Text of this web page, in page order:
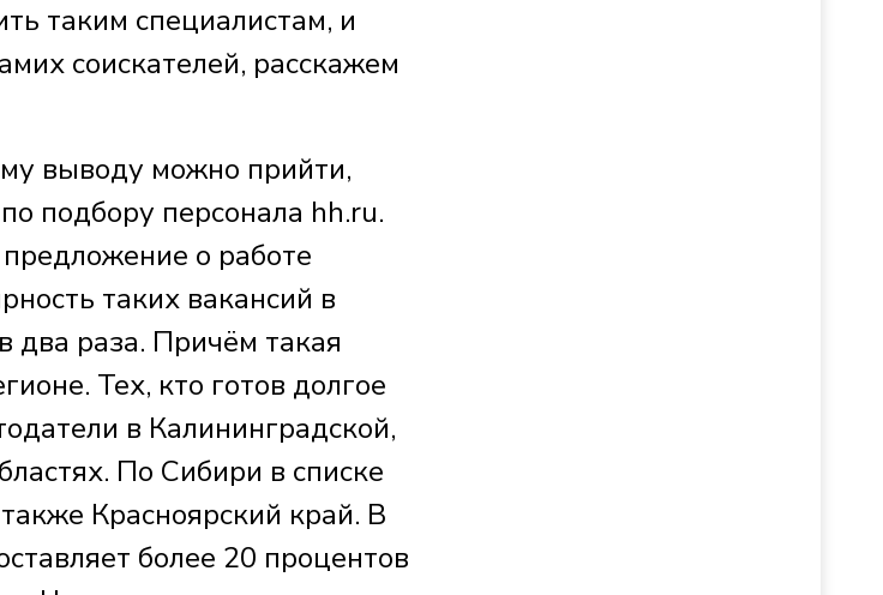
таким специалистам, и
соискателей, расскажем
выводу можно прийти,
подбору персонала hh.ru.
о работе
таких вакансий в
два раза. Причём такая
Тех, кто готов долгое
в Калининградской,
По Сибири в списке
Красноярский край. В
более 20 процентов